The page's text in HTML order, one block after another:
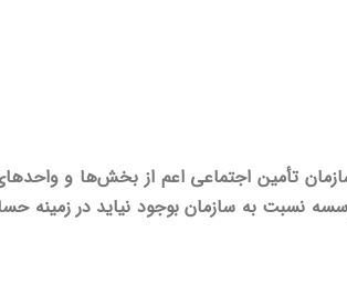
تأمین اجتماعی اعم از بخش‌ها و
نسبت به سازمان بوجود نیاید در